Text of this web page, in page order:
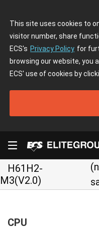
This site uses cookies to
visitor number, share
ECS's Privacy Policy for
browsing our website, you
ECS' use of cookies by
H61H2-
M3(V2.0)
CPU